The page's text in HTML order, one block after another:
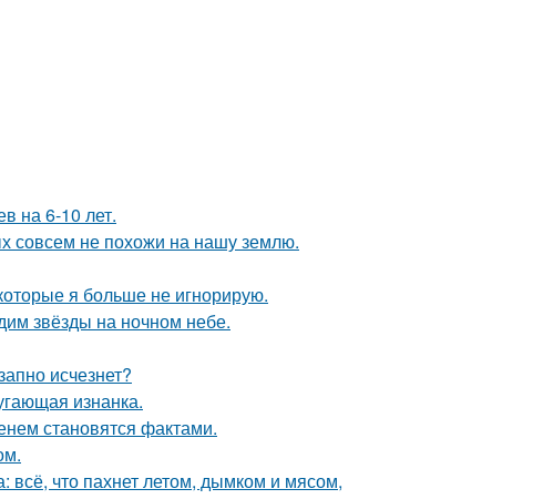
на 6-10 лет.
совсем не похожи на нашу землю.
я больше не игнорирую.
звёзды на ночном небе.
исчезнет?
изнанка.
становятся фактами.
всё, что пахнет летом, дымком и мясом,